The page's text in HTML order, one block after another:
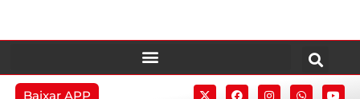
Baixar APP